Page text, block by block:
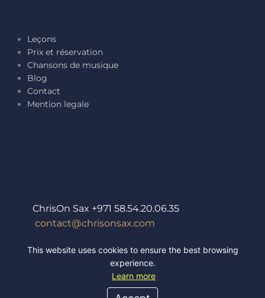
Leçons
Prix et réservation
Chansons de musique
Blog
Contact
Mention legale
This website uses cookies to ensure the best browsing
experience.
Learn more
ChrisOn Sax +971 58.54.20.06.35
contact@chrisonsax.com